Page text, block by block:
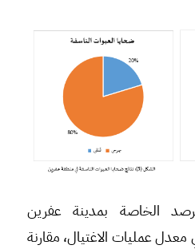
الخاصة بمدينة عفرين
معدل عمليات الاغتيال، مقارنة